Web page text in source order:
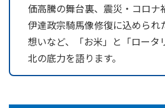
価高騰の舞台裏、震災・コロナ
伊達政宗騎馬像修復に込められ
想いなど、「お米」と「ロータ
北の底力を語ります。